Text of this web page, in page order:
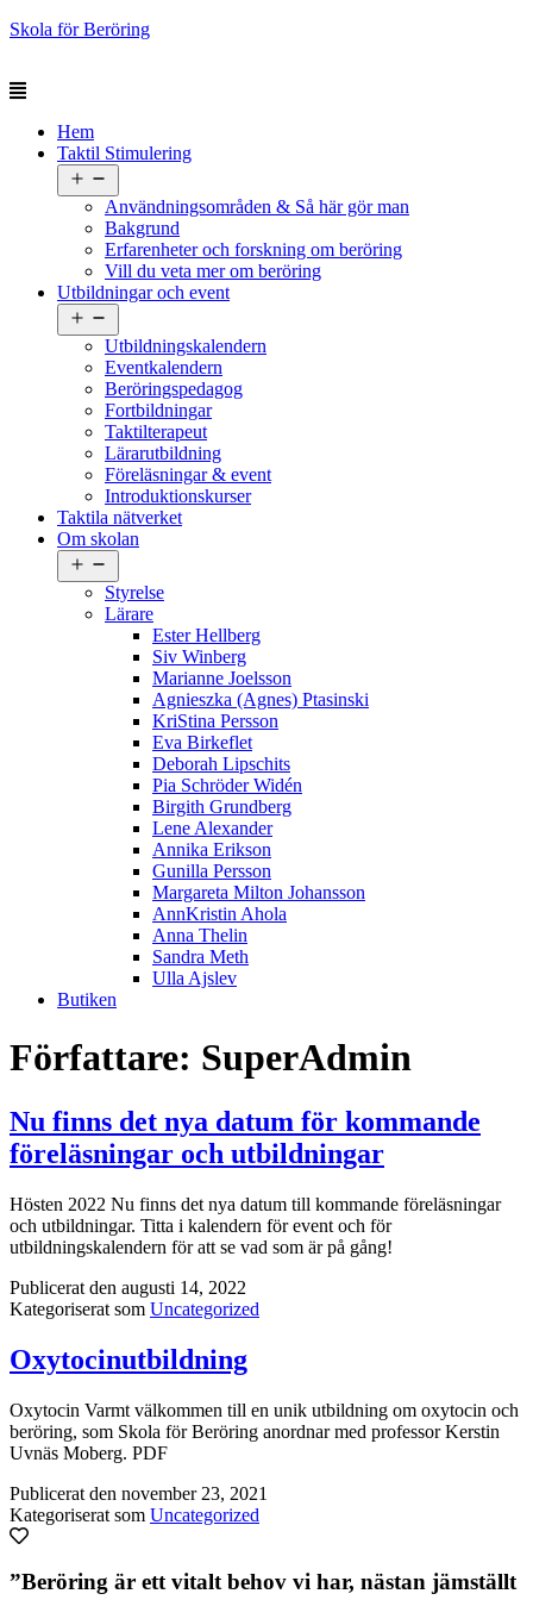
Skola för Beröring
Hem
Taktil Stimulering
meny
Användningsområden & Så här gör man
Bakgrund
Erfarenheter och forskning om beröring
Vill du veta mer om beröring
Utbildningar och event
meny
Utbildningskalendern
Eventkalendern
Beröringspedagog
Fortbildningar
Taktilterapeut
Lärarutbildning
Föreläsningar & event
Introduktionskurser
Taktila nätverket
Om skolan
meny
Styrelse
Lärare
Ester Hellberg
Siv Winberg
Marianne Joelsson
Agnieszka (Agnes) Ptasinski
KriStina Persson
Eva Birkeflet
Deborah Lipschits
Pia Schröder Widén
Birgith Grundberg
Lene Alexander
Annika Erikson
Gunilla Persson
Margareta Milton Johansson
AnnKristin Ahola
Anna Thelin
Sandra Meth
Ulla Ajslev
Butiken
Författare: SuperAdmin
Nu finns det nya datum för kommande
föreläsningar och utbildningar
Hösten 2022 Nu finns det nya datum till kommande föreläsningar
och utbildningar. Titta i kalendern för event och för
utbildningskalendern för att se vad som är på gång!
Publicerat den augusti 14, 2022
Kategoriserat som Uncategorized
Oxytocinutbildning
Oxytocin Varmt välkommen till en unik utbildning om oxytocin och
beröring, som Skola för Beröring anordnar med professor Kerstin
Uvnäs Moberg. PDF
Publicerat den november 23, 2021
Kategoriserat som Uncategorized
”Beröring är ett vitalt behov vi har, nästan jämställt